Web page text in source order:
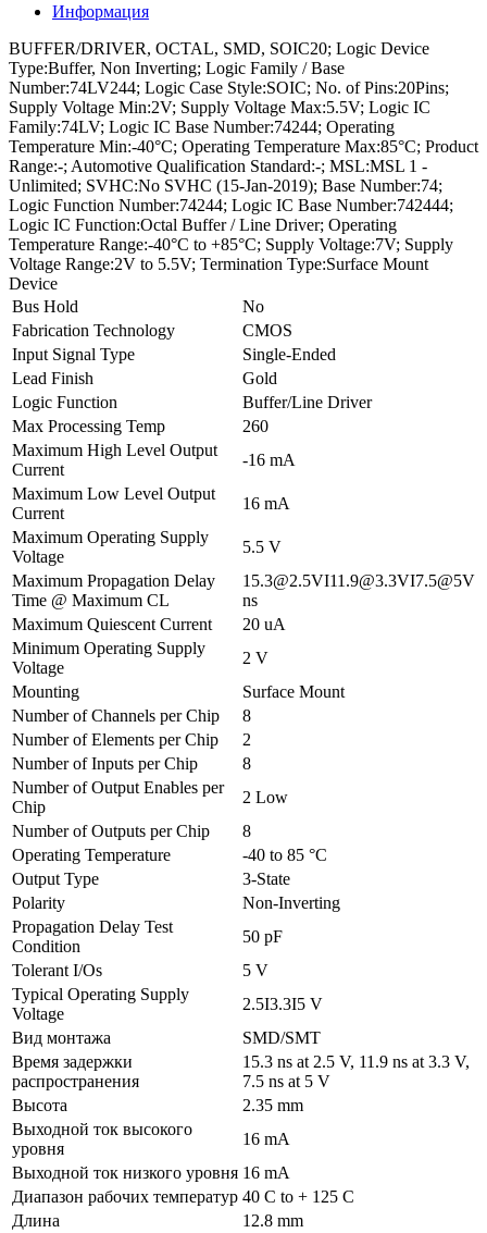
Информация
BUFFER/DRIVER, OCTAL, SMD, SOIC20; Logic Device
Type:Buffer, Non Inverting; Logic Family / Base
Number:74LV244; Logic Case Style:SOIC; No. of Pins:20Pins;
Supply Voltage Min:2V; Supply Voltage Max:5.5V; Logic IC
Family:74LV; Logic IC Base Number:74244; Operating
Temperature Min:-40°C; Operating Temperature Max:85°C; Product
Range:-; Automotive Qualification Standard:-; MSL:MSL 1 -
Unlimited; SVHC:No SVHC (15-Jan-2019); Base Number:74;
Logic Function Number:74244; Logic IC Base Number:742444;
Logic IC Function:Octal Buffer / Line Driver; Operating
Temperature Range:-40°C to +85°C; Supply Voltage:7V; Supply
Voltage Range:2V to 5.5V; Termination Type:Surface Mount
Device
Bus Hold
No
Fabrication Technology
CMOS
Input Signal Type
Single-Ended
Lead Finish
Gold
Logic Function
Buffer/Line Driver
Max Processing Temp
260
Maximum High Level Output
Current
-16 mA
Maximum Low Level Output
Current
16 mA
Maximum Operating Supply
Voltage
5.5 V
Maximum Propagation Delay
Time @ Maximum CL
15.3@2.5VI11.9@3.3VI7.5@5V
ns
Maximum Quiescent Current
20 uA
Minimum Operating Supply
Voltage
2 V
Mounting
Surface Mount
Number of Channels per Chip
8
Number of Elements per Chip
2
Number of Inputs per Chip
8
Number of Output Enables per
Chip
2 Low
Number of Outputs per Chip
8
Operating Temperature
-40 to 85 °C
Output Type
3-State
Polarity
Non-Inverting
Propagation Delay Test
Condition
50 pF
Tolerant I/Os
5 V
Typical Operating Supply
Voltage
2.5I3.3I5 V
Вид монтажа
SMD/SMT
Время задержки
распространения
15.3 ns at 2.5 V, 11.9 ns at 3.3 V,
7.5 ns at 5 V
Высота
2.35 mm
Выходной ток высокого
уровня
16 mA
Выходной ток низкого уровня 16 mA
Диапазон рабочих температур 40 C to + 125 C
Длина
12.8 mm